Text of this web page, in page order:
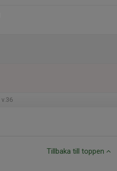
v.36
Tillbaka till toppen